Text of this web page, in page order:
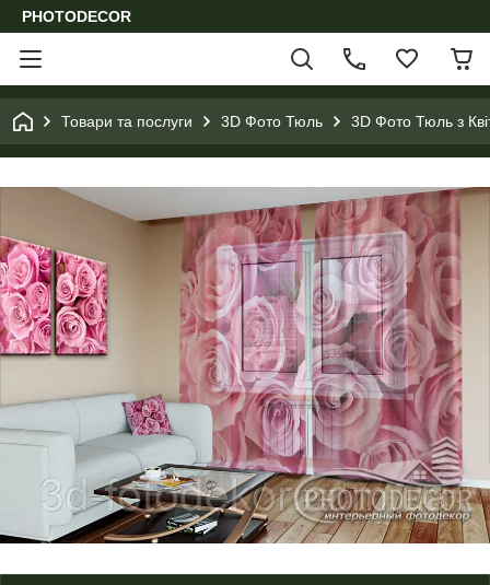
PHOTODECOR
Товари та послуги 3D Фото Тюль 3D Фото Тюль з